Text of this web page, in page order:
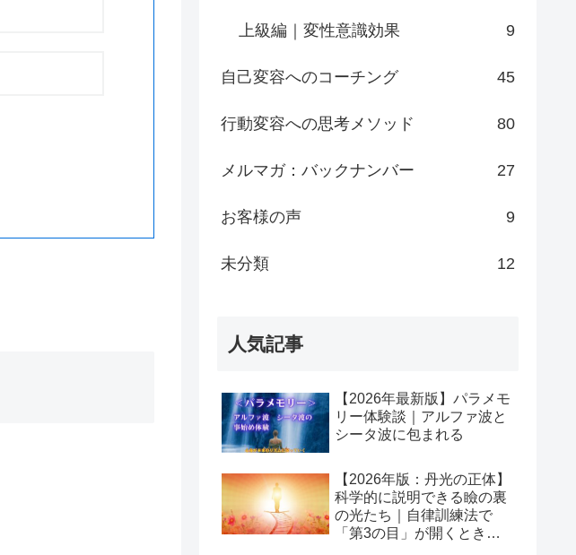
上級編｜変性意識効果 9
自己変容へのコーチング 45
行動変容への思考メソッド 80
メルマガ：バックナンバー 27
お客様の声 9
未分類 12
人気記事
【2026年最新版】パラメモ
リー体験談｜アルファ波と
シータ波に包まれる
【2026年版：丹光の正体】
科学的に説明できる瞼の裏
の光たち｜自律訓練法で
「第3の目」が開くとき潜